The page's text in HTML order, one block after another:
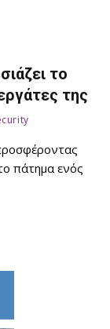
το
της
πάτημα ενός